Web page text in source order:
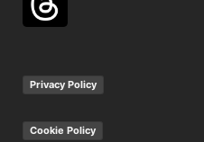
Privacy Policy
Cookie Policy